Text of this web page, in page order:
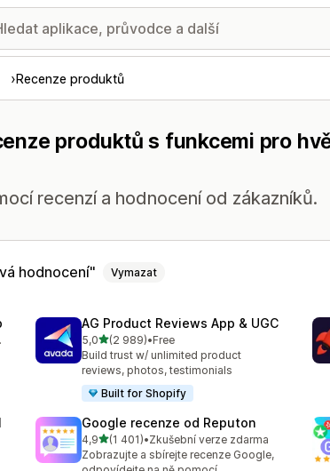
Recenze produktů
produktů s funkcemi pro
recenzí a hodnocení od zákazníků.
hodnocení Vymazat
AG Product Reviews App & UGC
5,0z 5 hvězd
(2 989)
Celkový počet recenzí: 2989
•Free
Build trust w/ unlimited product
reviews, photos, testimonials
Built for Shopify
Google recenze od Reputon
4,9z 5 hvězd
(1 401)
Celkový počet recenzí: 1401
•Zkušební verze zdarma
Zobrazujte a sbírejte recenze Google,